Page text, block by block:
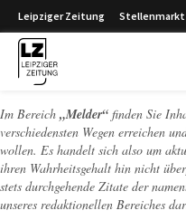
Leipziger Zeitung Stellenmarkt
Im Bereich „Melder“ finden Sie
verschiedensten Wegen erreichen
wollen. Es handelt sich also um
ihren Wahrheitsgehalt hin nicht
stets durchgehende Zitate der
unseres redaktionellen Bereiches